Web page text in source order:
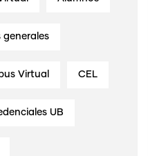
generales
Virtual CEL
UB